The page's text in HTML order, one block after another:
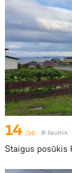
14 /26 © Sputnik
Staigus posūkis